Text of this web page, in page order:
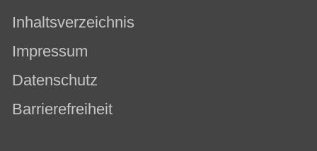
Inhaltsverzeichnis
Impressum
Datenschutz
Barrierefreiheit